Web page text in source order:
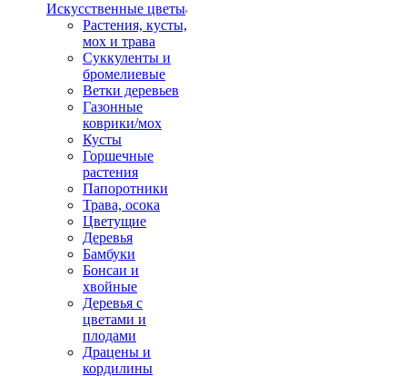
Искусственные цветы
Растения, кусты,
мох и трава
Суккуленты и
бромелиевые
Ветки деревьев
Газонные
коврики/мох
Кусты
Горшечные
растения
Папоротники
Трава, осока
Цветущие
Деревья
Бамбуки
Бонсаи и
хвойные
Деревья с
цветами и
плодами
Драцены и
кордилины